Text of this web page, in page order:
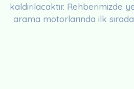
kaldırılacaktır. Rehberimizde
arama motorlarında ilk sırada